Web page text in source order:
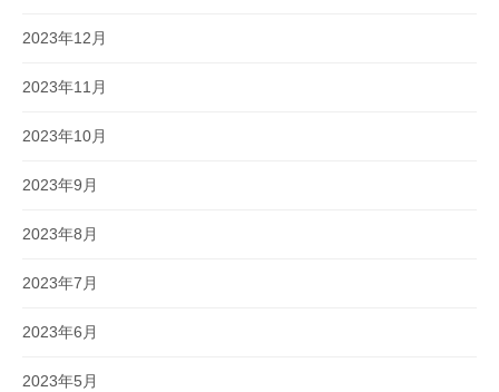
2023年12月
2023年11月
2023年10月
2023年9月
2023年8月
2023年7月
2023年6月
2023年5月